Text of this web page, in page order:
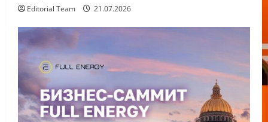
Editorial Team 21.07.2026